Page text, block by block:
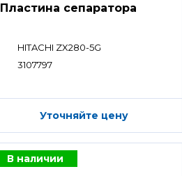
Пластина сепаратора
HITACHI ZX280-5G
3107797
Уточняйте цену
В наличии